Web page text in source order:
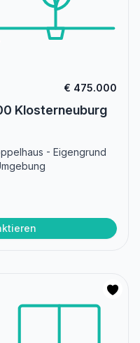
€ 475.000
Klosterneuburg
- Eigengrund